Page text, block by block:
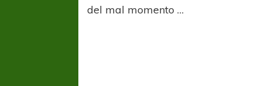
del mal momento …